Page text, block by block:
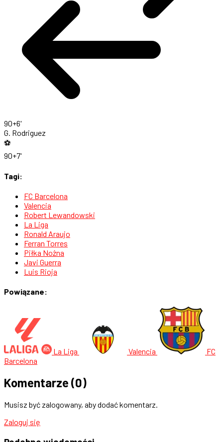
90+6'
G. Rodriguez
⚽
90+7'
Tagi:
FC Barcelona
Valencia
Robert Lewandowski
La Liga
Ronald Araujo
Ferran Torres
Piłka Nożna
Javi Guerra
Luis Rioja
Powiązane:
La Liga Valencia
FC
Barcelona
Komentarze (0)
Musisz być zalogowany, aby dodać komentarz.
Zaloguj się